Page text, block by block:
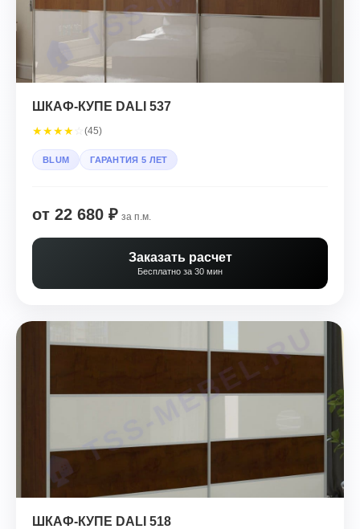
ШКАФ-КУПЕ DALI 537
★★★★ (45)
BLUM ГАРАНТИЯ 5 ЛЕТ
от 22 680 ₽ за п.м.
Заказать расчет
Бесплатно за 30 мин
ШКАФ-КУПЕ DALI 518